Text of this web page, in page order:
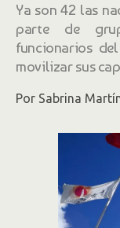
Ya son 42 las
parte de
funcionarios
movilizar sus
Por Sabrina